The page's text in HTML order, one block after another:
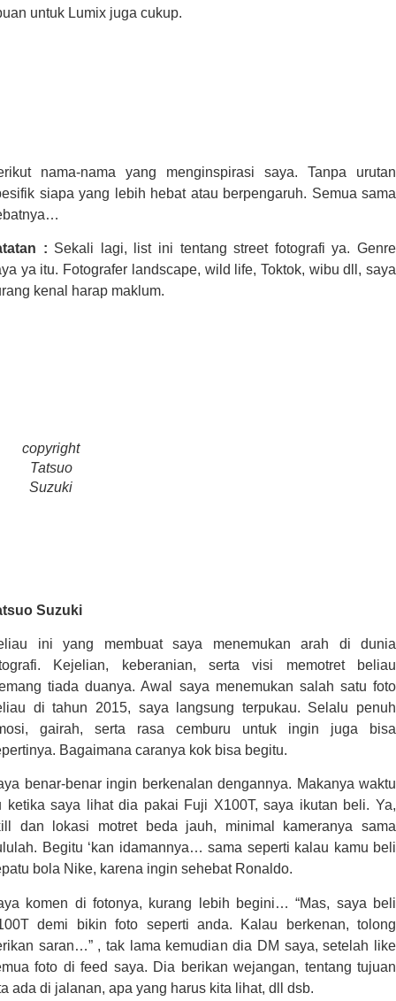
untuk Lumix juga cukup.
nama-nama yang menginspirasi saya. Tanpa urutan
siapa yang lebih hebat atau berpengaruh. Semua sama
: Sekali lagi, list ini tentang street fotografi ya. Genre
ya itu. Fotografer landscape, wild life, Toktok, wibu dll, saya
kenal harap maklum.
copyright
Tatsuo
Suzuki
Suzuki
ini yang membuat saya menemukan arah di dunia
Kejelian, keberanian, serta visi memotret beliau
tiada duanya. Awal saya menemukan salah satu foto
di tahun 2015, saya langsung terpukau. Selalu penuh
gairah, serta rasa cemburu untuk ingin juga bisa
Bagaimana caranya kok bisa begitu.
benar-benar ingin berkenalan dengannya. Makanya waktu
ketika saya lihat dia pakai Fuji X100T, saya ikutan beli. Ya,
dan lokasi motret beda jauh, minimal kameranya sama
Begitu ‘kan idamannya… sama seperti kalau kamu beli
bola Nike, karena ingin sehebat Ronaldo.
komen di fotonya, kurang lebih begini… “Mas, saya beli
demi bikin foto seperti anda. Kalau berkenan, tolong
saran…” , tak lama kemudian dia DM saya, setelah like
foto di feed saya. Dia berikan wejangan, tentang tujuan
ada di jalanan, apa yang harus kita lihat, dll dsb.